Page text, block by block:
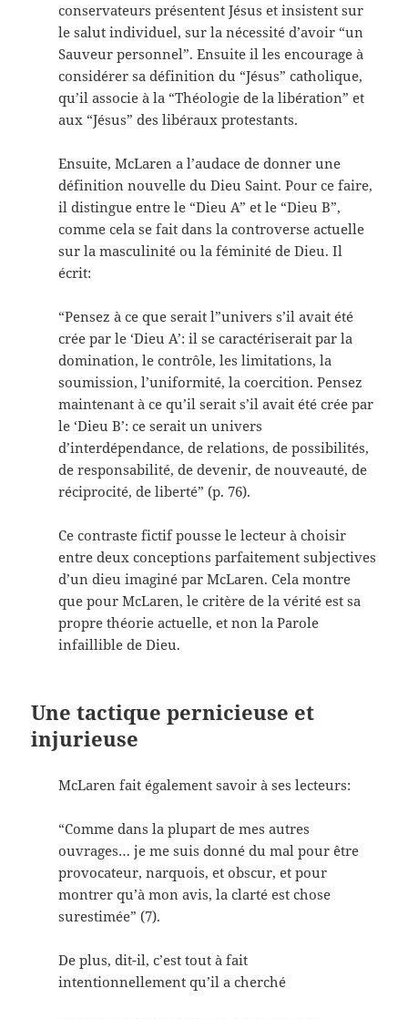
conservateurs présentent Jésus et insistent sur
le salut individuel, sur la nécessité d’avoir “un
Sauveur personnel”. Ensuite il les encourage à
considérer sa définition du “Jésus” catholique,
qu’il associe à la “Théologie de la libération” et
aux “Jésus” des libéraux protestants.
Ensuite, McLaren a l’audace de donner une
définition nouvelle du Dieu Saint. Pour ce faire,
il distingue entre le “Dieu A” et le “Dieu B”,
comme cela se fait dans la controverse actuelle
sur la masculinité ou la féminité de Dieu. Il
écrit:
“Pensez à ce que serait l”univers s’il avait été
crée par le ‘Dieu A’: il se caractériserait par la
domination, le contrôle, les limitations, la
soumission, l’uniformité, la coercition. Pensez
maintenant à ce qu’il serait s’il avait été crée par
le ‘Dieu B’: ce serait un univers
d’interdépendance, de relations, de possibilités,
de responsabilité, de devenir, de nouveauté, de
réciprocité, de liberté” (p. 76).
Ce contraste fictif pousse le lecteur à choisir
entre deux conceptions parfaitement subjectives
d’un dieu imaginé par McLaren. Cela montre
que pour McLaren, le critère de la vérité est sa
propre théorie actuelle, et non la Parole
infaillible de Dieu.
Une tactique pernicieuse et
injurieuse
McLaren fait également savoir à ses lecteurs:
“Comme dans la plupart de mes autres
ouvrages… je me suis donné du mal pour être
provocateur, narquois, et obscur, et pour
montrer qu’à mon avis, la clarté est chose
surestimée” (7).
De plus, dit-il, c’est tout à fait
intentionnellement qu’il a cherché